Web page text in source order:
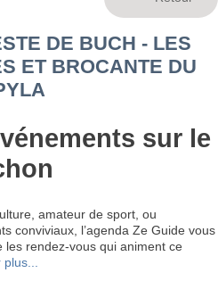
DE BUCH - LES
ET BROCANTE DU
sur le
amateur de sport, ou
conviviaux, l’agenda Ze Guide vous
rendez-vous qui animent ce